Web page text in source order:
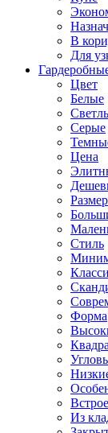
В
Для
Цвет
Белые
Серые
Цена
Стиль
Форма
Из